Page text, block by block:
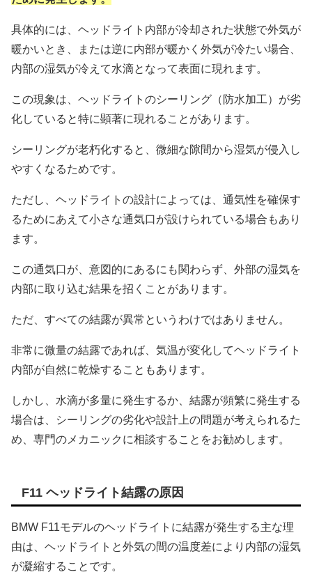
具体的には、ヘッドライト内部が冷却された状態で外気が
暖かいとき、または逆に内部が暖かく外気が冷たい場合、
内部の湿気が冷えて水滴となって表面に現れます。
この現象は、ヘッドライトのシーリング（防水加工）が劣
化していると特に顕著に現れることがあります。
シーリングが老朽化すると、微細な隙間から湿気が侵入し
やすくなるためです。
ただし、ヘッドライトの設計によっては、通気性を確保す
るためにあえて小さな通気口が設けられている場合もあり
ます。
この通気口が、意図的にあるにも関わらず、外部の湿気を
内部に取り込む結果を招くことがあります。
ただ、すべての結露が異常というわけではありません。
非常に微量の結露であれば、気温が変化してヘッドライト
内部が自然に乾燥することもあります。
しかし、水滴が多量に発生するか、結露が頻繁に発生する
場合は、シーリングの劣化や設計上の問題が考えられるた
め、専門のメカニックに相談することをお勧めします。
F11 ヘッドライト結露の原因
BMW F11モデルのヘッドライトに結露が発生する主な理
由は、ヘッドライトと外気の間の温度差により内部の湿気
が凝縮することです。